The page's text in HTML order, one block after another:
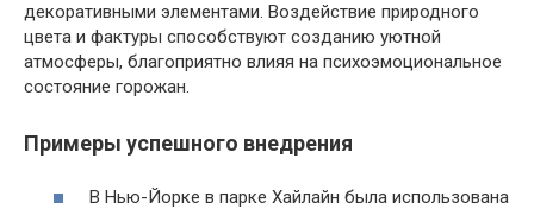
декоративными элементами. Воздействие природного
цвета и фактуры способствуют созданию уютной
атмосферы, благоприятно влияя на психоэмоциональное
состояние горожан.
Примеры успешного внедрения
В Нью-Йорке в парке Хайлайн была использована